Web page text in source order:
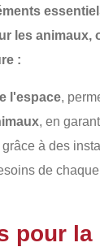
les
:
l'espace,
, en
grâce à des
de
pour